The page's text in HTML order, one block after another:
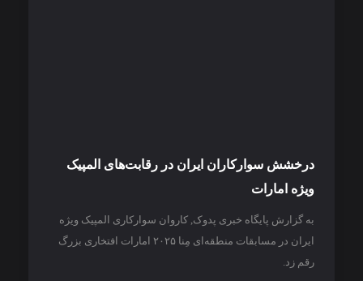
درخشش سوارکاران ایران در رقابت‌های المپیک
ویژه امارات
به گزارش پایگاه خبری پدوک, کاروان سوارکاری المپیک ویژه
ایران در مسابقات منطقه‌ای مِنا ۲۰۲۵ امارات افتخاری بزرگ
رقم زد.